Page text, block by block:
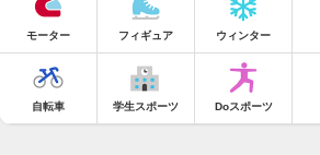
モーター フィギュア ウィンター
自転車 学生スポーツ Doスポーツ